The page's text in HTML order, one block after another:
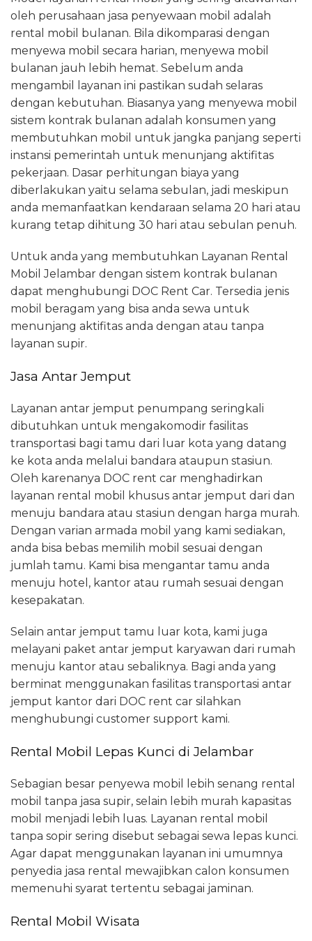
oleh perusahaan jasa penyewaan mobil adalah
rental mobil bulanan. Bila dikomparasi dengan
menyewa mobil secara harian, menyewa mobil
bulanan jauh lebih hemat. Sebelum anda
mengambil layanan ini pastikan sudah selaras
dengan kebutuhan. Biasanya yang menyewa mobil
sistem kontrak bulanan adalah konsumen yang
membutuhkan mobil untuk jangka panjang seperti
instansi pemerintah untuk menunjang aktifitas
pekerjaan. Dasar perhitungan biaya yang
diberlakukan yaitu selama sebulan, jadi meskipun
anda memanfaatkan kendaraan selama 20 hari atau
kurang tetap dihitung 30 hari atau sebulan penuh.
Untuk anda yang membutuhkan Layanan Rental
Mobil Jelambar dengan sistem kontrak bulanan
dapat menghubungi DOC Rent Car. Tersedia jenis
mobil beragam yang bisa anda sewa untuk
menunjang aktifitas anda dengan atau tanpa
layanan supir.
Jasa Antar Jemput
Layanan antar jemput penumpang seringkali
dibutuhkan untuk mengakomodir fasilitas
transportasi bagi tamu dari luar kota yang datang
ke kota anda melalui bandara ataupun stasiun.
Oleh karenanya DOC rent car menghadirkan
layanan rental mobil khusus antar jemput dari dan
menuju bandara atau stasiun dengan harga murah.
Dengan varian armada mobil yang kami sediakan,
anda bisa bebas memilih mobil sesuai dengan
jumlah tamu. Kami bisa mengantar tamu anda
menuju hotel, kantor atau rumah sesuai dengan
kesepakatan.
Selain antar jemput tamu luar kota, kami juga
melayani paket antar jemput karyawan dari rumah
menuju kantor atau sebaliknya. Bagi anda yang
berminat menggunakan fasilitas transportasi antar
jemput kantor dari DOC rent car silahkan
menghubungi customer support kami.
Rental Mobil Lepas Kunci di Jelambar
Sebagian besar penyewa mobil lebih senang rental
mobil tanpa jasa supir, selain lebih murah kapasitas
mobil menjadi lebih luas. Layanan rental mobil
tanpa sopir sering disebut sebagai sewa lepas kunci.
Agar dapat menggunakan layanan ini umumnya
penyedia jasa rental mewajibkan calon konsumen
memenuhi syarat tertentu sebagai jaminan.
Rental Mobil Wisata